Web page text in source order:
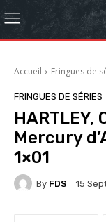
Accueil Fringues de
FRINGUES DE SÉRIES
HARTLEY,
Mercury
1×01
By FDS 15